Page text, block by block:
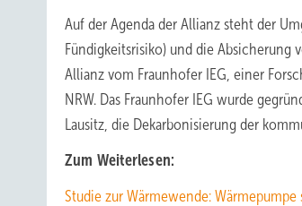
Auf der Agenda der Allianz steht der
Fündigkeitsrisiko) und die
Allianz vom Fraunhofer IEG, einer
NRW. Das Fraunhofer IEG wurde
Lausitz, die Dekarbonisierung der
Zum Weiterlesen:
Studie zur Wärmewende: Wärmepumpe